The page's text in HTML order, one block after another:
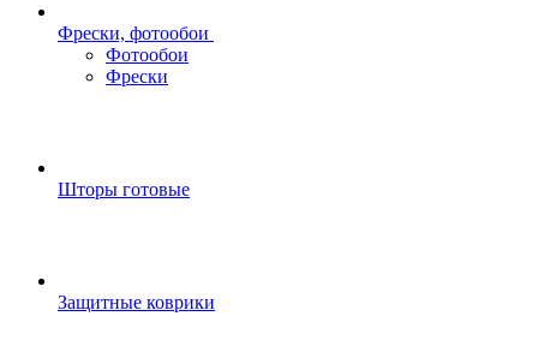
Фрески, фотообои
Фотообои
Фрески
Шторы готовые
Защитные коврики